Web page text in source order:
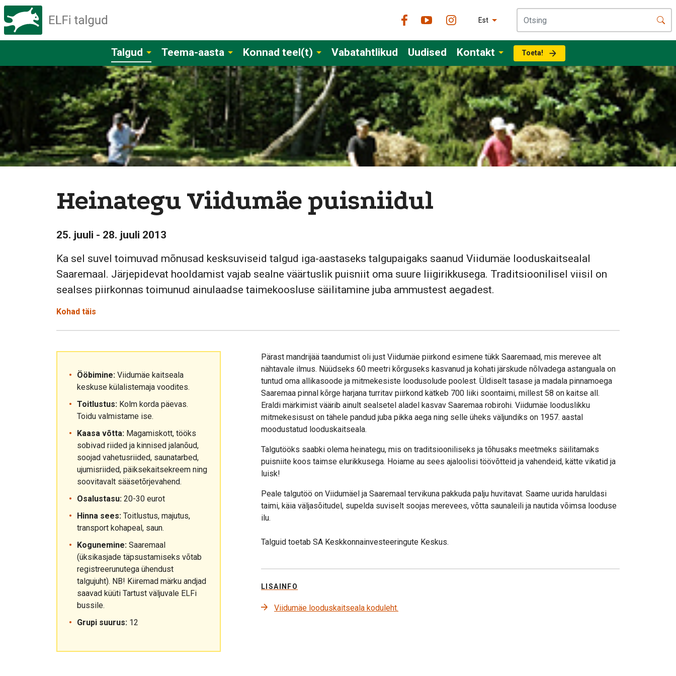
Est
Talgud Teema-aasta Konnad teel(t) Vabatahtlikud Uudised Kontakt Toeta!
Heinategu Viidumäe puisniidul
25. juuli - 28. juuli 2013
Ka sel suvel toimuvad mõnusad kesksuviseid talgud iga-aastaseks talgupaigaks saanud Viidumäe looduskaitsealal
Saaremaal. Järjepidevat hooldamist vajab sealne väärtuslik puisniit oma suure liigirikkusega. Traditsioonilisel viisil on
sealses piirkonnas toimunud ainulaadse taimekoosluse säilitamine juba ammustest aegadest.
Kohad täis
Ööbimine: Viidumäe kaitseala
keskuse külalistemaja voodites.
Toitlustus: Kolm korda päevas.
Toidu valmistame ise.
Kaasa võtta: Magamiskott, tööks
sobivad riided ja kinnised jalanõud,
soojad vahetusriided, saunatarbed,
ujumisriided, päiksekaitsekreem ning
soovitavalt sääsetõrjevahend.
Osalustasu: 20-30 eurot
Hinna sees: Toitlustus, majutus,
transport kohapeal, saun.
Kogunemine: Saaremaal
(üksikasjade täpsustamiseks võtab
registreerunutega ühendust
talgujuht). NB! Kiiremad märku andjad
saavad küüti Tartust väljuvale ELFi
bussile.
Grupi suurus: 12
Pärast mandrijää taandumist oli just Viidumäe piirkond esimene tükk Saaremaad, mis merevee alt
nähtavale ilmus. Nüüdseks 60 meetri kõrguseks kasvanud ja kohati järskude nõlvadega astanguala on
tuntud oma allikasoode ja mitmekesiste loodusolude poolest. Üldiselt tasase ja madala pinnamoega
Saaremaa pinnal kõrge harjana turritav piirkond kätkeb 700 liiki soontaimi, millest 58 on kaitse all.
Eraldi märkimist väärib ainult sealsetel aladel kasvav Saaremaa robirohi. Viidumäe looduslikku
mitmekesisust on tähele pandud juba pikka aega ning selle üheks väljundiks on 1957. aastal
moodustatud looduskaitseala.
Talgutööks saabki olema heinategu, mis on traditsiooniliseks ja tõhusaks meetmeks säilitamaks
puisniite koos taimse elurikkusega. Hoiame au sees ajaloolisi töövõtteid ja vahendeid, kätte vikatid ja
luisk!
Peale talgutöö on Viidumäel ja Saaremaal tervikuna pakkuda palju huvitavat. Saame uurida haruldasi
taimi, käia väljasõitudel, supelda suviselt soojas merevees, võtta saunaleili ja nautida võimsa looduse
ilu.
Talguid toetab SA Keskkonnainvesteeringute Keskus.
LISAINFO
Viidumäe looduskaitseala koduleht.